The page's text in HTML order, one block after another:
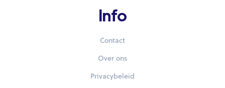
Info
Contact
Over ons
Privacybeleid